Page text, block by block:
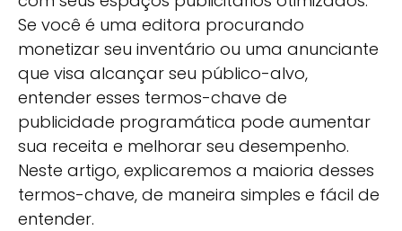
Se você é uma editora procurando
monetizar seu inventário ou uma anunciante
que visa alcançar seu público-alvo,
entender esses termos-chave de
publicidade programática pode aumentar
sua receita e melhorar seu desempenho.
Neste artigo, explicaremos a maioria desses
termos-chave, de maneira simples e fácil de
entender.